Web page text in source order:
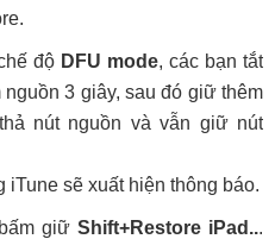
độ DFU mode, các bạn tắt
3 giây, sau đó giữ thêm
nút nguồn và vẫn giữ nút
sẽ xuất hiện thông báo.
giữ Shift+Restore iPad...